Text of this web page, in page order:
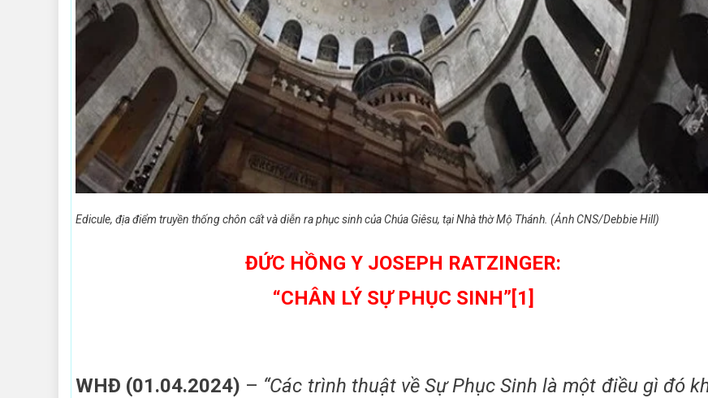
Edicule, địa điểm truyền thống chôn cất và diễn ra phục sinh của Chúa Giêsu, tại Nhà thờ Mộ Thánh. (Ảnh CNS/Debbie Hill)
ĐỨC HỒNG Y JOSEPH RATZINGER:
“CHÂN LÝ SỰ PHỤC SINH”[1]
WHĐ (01.04.2024) – “Các trình thuật về Sự Phục Sinh là một điều gì đó